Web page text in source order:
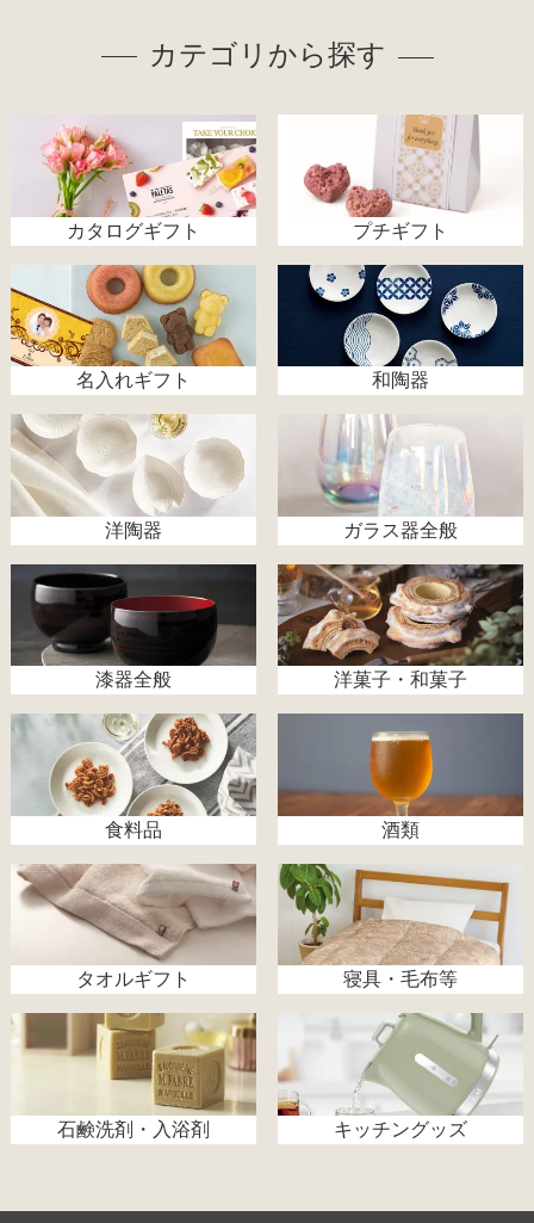
カテゴリから探す
カタログギフト プチギフト
名入れギフト 和陶器
洋陶器 ガラス器全般
漆器全般 洋菓子・和菓子
食料品 酒類
タオルギフト 寝具・毛布等
石鹸洗剤・入浴剤 キッチングッズ